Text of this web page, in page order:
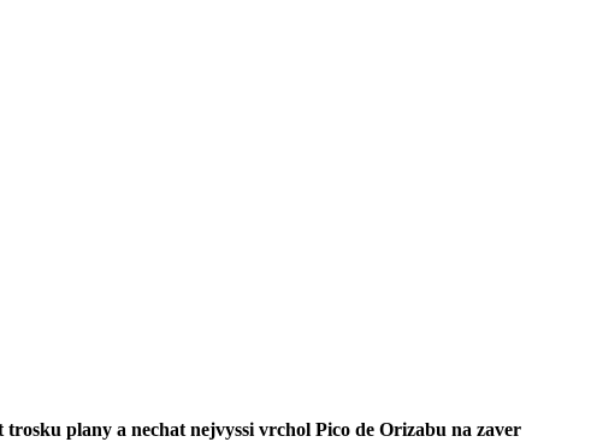
plany a nechat nejvyssi vrchol Pico de Orizabu na zaver